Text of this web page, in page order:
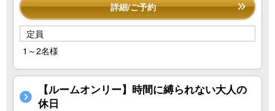
詳細/ご予約
定員
1～2名様
【ルームオンリー】時間に縛られない大人の
休日